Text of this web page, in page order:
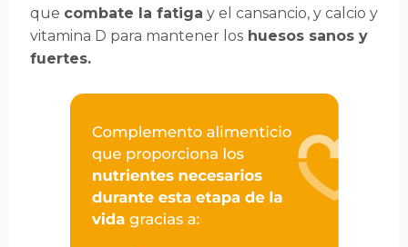
que combate la fatiga y el cansancio, y calcio y
vitamina D para mantener loshuesos sanos y
fuertes.